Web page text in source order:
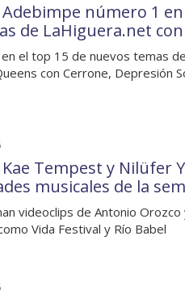
número 1
de LaHiguera.net
el top 15 de nuevos temas
con Cerrone, Depresión
Kae Tempest y Nilüfer
musicales de la
videoclips de Antonio
Vida Festival y Río Babel